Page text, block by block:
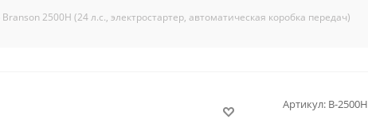
2500H (24 л.с., электростартер, автоматическая коробка передач)
Артикул: В-2500H